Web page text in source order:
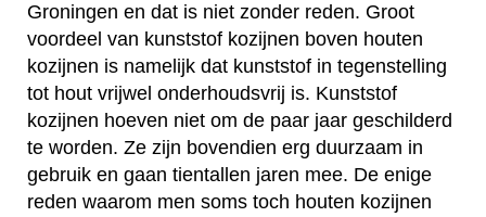
Groningen en dat is niet zonder reden. Groot
voordeel van kunststof kozijnen boven houten
kozijnen is namelijk dat kunststof in tegenstelling
tot hout vrijwel onderhoudsvrij is. Kunststof
kozijnen hoeven niet om de paar jaar geschilderd
te worden. Ze zijn bovendien erg duurzaam in
gebruik en gaan tientallen jaren mee. De enige
reden waarom men soms toch houten kozijnen